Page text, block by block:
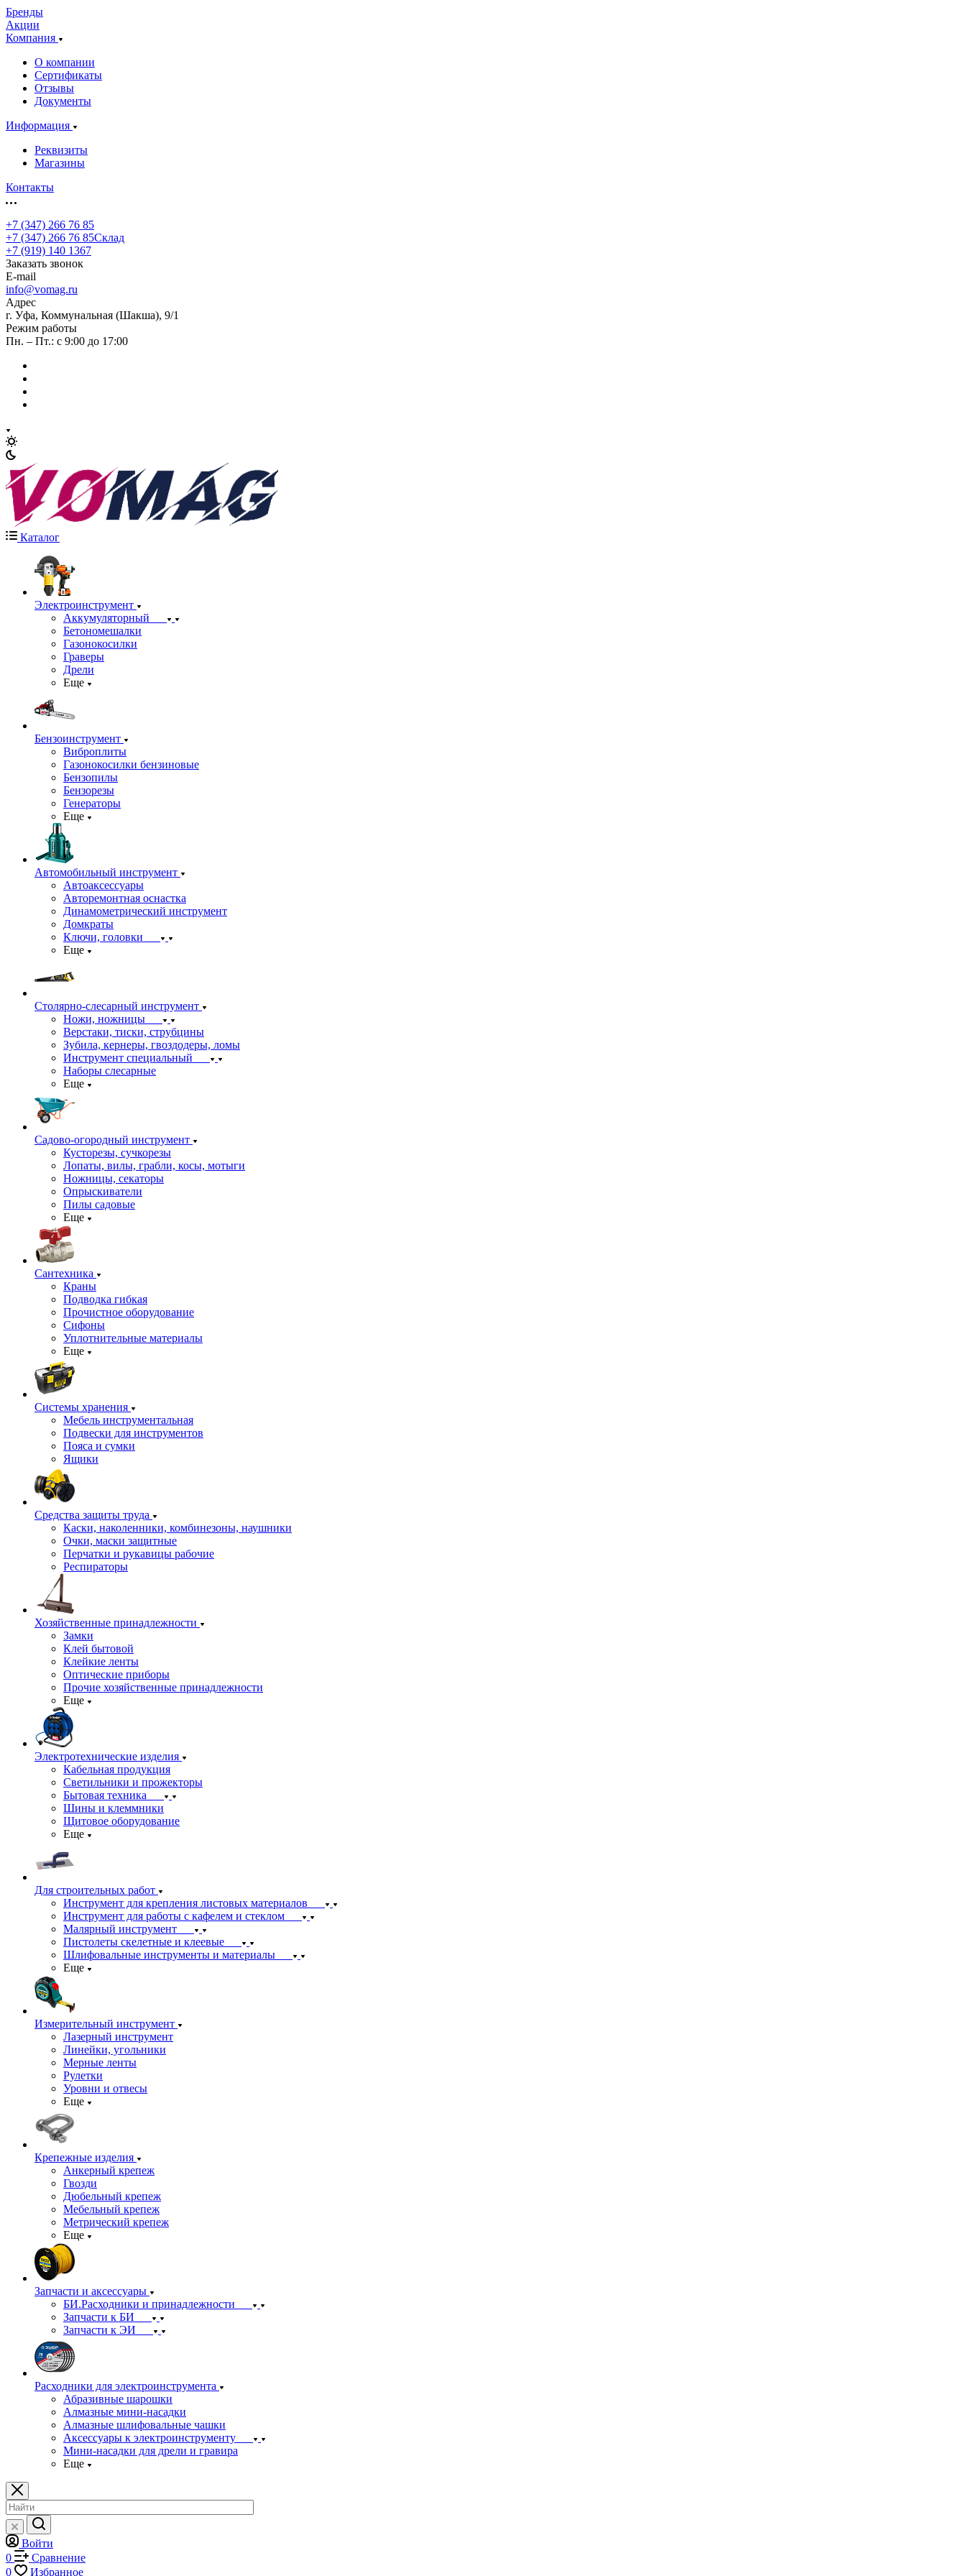
Бренды
Акции
Компания
О компании
Сертификаты
Отзывы
Документы
Информация
Реквизиты
Магазины
Контакты
+7 (347) 266 76 85
+7 (347) 266 76 85Склад
+7 (919) 140 1367
Заказать звонок
E-mail
info@vomag.ru
Адрес
г. Уфа, Коммунальная (Шакша), 9/1
Режим работы
Пн. – Пт.: с 9:00 до 17:00
Каталог
Электроинструмент
Аккумуляторный
Бетономешалки
Газонокосилки
Граверы
Дрели
Еще
Бензоинструмент
Виброплиты
Газонокосилки бензиновые
Бензопилы
Бензорезы
Генераторы
Еще
Автомобильный инструмент
Автоаксессуары
Авторемонтная оснастка
Динамометрический инструмент
Домкраты
Ключи, головки
Еще
Столярно-слесарный инструмент
Ножи, ножницы
Верстаки, тиски, струбцины
Зубила, кернеры, гвоздодеры, ломы
Инструмент специальный
Наборы слесарные
Еще
Садово-огородный инструмент
Кусторезы, сучкорезы
Лопаты, вилы, грабли, косы, мотыги
Ножницы, секаторы
Опрыскиватели
Пилы садовые
Еще
Сантехника
Краны
Подводка гибкая
Прочистное оборудование
Сифоны
Уплотнительные материалы
Еще
Системы хранения
Мебель инструментальная
Подвески для инструментов
Пояса и сумки
Ящики
Средства защиты труда
Каски, наколенники, комбинезоны, наушники
Очки, маски защитные
Перчатки и рукавицы рабочие
Респираторы
Хозяйственные принадлежности
Замки
Клей бытовой
Клейкие ленты
Оптические приборы
Прочие хозяйственные принадлежности
Еще
Электротехнические изделия
Кабельная продукция
Светильники и прожекторы
Бытовая техника
Шины и клеммники
Щитовое оборудование
Еще
Для строительных работ
Инструмент для крепления листовых материалов
Инструмент для работы с кафелем и стеклом
Малярный инструмент
Пистолеты скелетные и клеевые
Шлифовальные инструменты и материалы
Еще
Измерительный инструмент
Лазерный инструмент
Линейки, угольники
Мерные ленты
Рулетки
Уровни и отвесы
Еще
Крепежные изделия
Анкерный крепеж
Гвозди
Дюбельный крепеж
Мебельный крепеж
Метрический крепеж
Еще
Запчасти и аксессуары
БИ.Расходники и принадлежности
Запчасти к БИ
Запчасти к ЭИ
Расходники для электроинструмента
Абразивные шарошки
Алмазные мини-насадки
Алмазные шлифовальные чашки
Аксессуары к электроинструменту
Мини-насадки для дрели и гравира
Еще
Войти
0
Сравнение
0
Избранное